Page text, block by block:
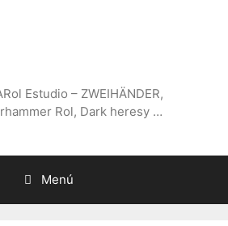
Estudio – ZWEIHÄNDER,
Rol, Dark heresy …
Menú